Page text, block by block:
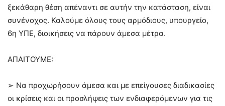
ξεκάθαρη θέση απέναντι σε αυτήν την κατάσταση, είναι
συνένοχος. Καλούμε όλους τους αρμόδιους, υπουργείο,
6η ΥΠΕ, διοικήσεις να πάρουν άμεσα μέτρα.
ΑΠΑΙΤΟΥΜΕ:
➢ Να προχωρήσουν άμεσα και με επείγουσες διαδικασίες
οι κρίσεις και οι προσλήψεις των ενδιαφερόμενων για τις